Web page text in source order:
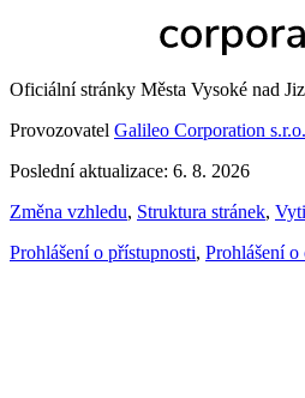
Oficiální stránky Města Vysoké nad
Provozovatel Galileo Corporation s.r.o.
Poslední aktualizace: 6. 8. 2026
Změna vzhledu, Struktura stránek,
Prohlášení o přístupnosti, Prohlášení o